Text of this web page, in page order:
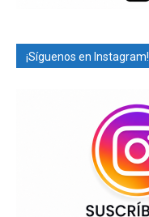
¡Síguenos en Instagram!